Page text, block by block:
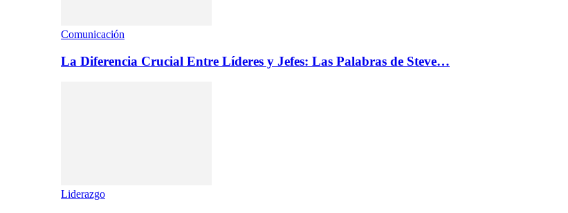
Comunicación
La Diferencia Crucial Entre Líderes y Jefes: Las Palabras de Steve…
Liderazgo